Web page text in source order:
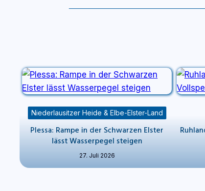
Niederlausitzer Heide & Elbe-Elster-Land
Plessa: Rampe in der Schwarzen Elster
lässt Wasserpegel steigen
27. Juli 2026